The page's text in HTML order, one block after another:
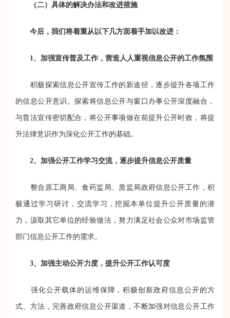
（二）具体的解决办法和改进措施
今后，我们将着重从以下几方面着手加以改进：
1、加强宣传普及工作，营造人人重视信息公开的工作氛围
积极探索信息公开宣传工作的新途径，逐步提升各项工作
的信息公开意识。探索将信息公开与窗口办事公开深度融合，
与普法宣传密切配合，将公开事项做在前提升公开时效，将提
升法律意识作为深化公开工作的基础。
2、加强公开工作学习交流，逐步提升信息公开质量
整合原工商局、食药监局、质监局政府信息公开工作，积
极通过学习研讨，交流学习，挖掘本单位提升公开质量的潜
力，汲取其它单位的经验做法，努力满足社会公众对市场监管
部门信息公开工作的需求。
3、加强主动公开力度，提升公开工作认可度
强化公开载体的运维保障，积极创新政府信息公开的方
式、方法，完善政府信息公开渠道，不断加强对信息公开工作